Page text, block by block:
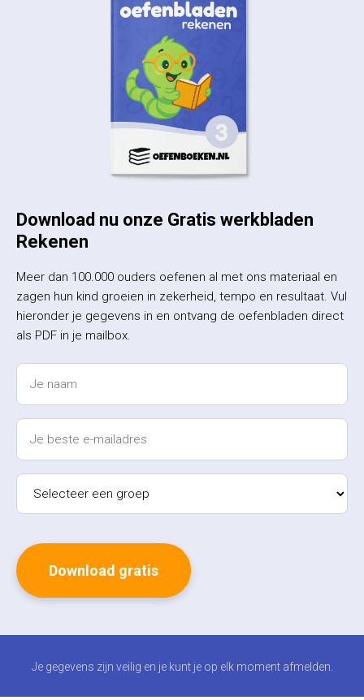
Download nu onze Gratis werkbladen
Rekenen
Meer dan 100.000 ouders oefenen al met ons materiaal en
zagen hun kind groeien in zekerheid, tempo en resultaat. Vul
hieronder je gegevens in en ontvang de oefenbladen direct
als PDF in je mailbox.
Je gegevens zijn veilig en je kunt je op elk moment afmelden.